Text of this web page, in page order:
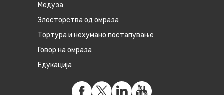
Медуза
Злосторства од омраза
Тортура и нехумано постапување
Говор на омраза
Едукација